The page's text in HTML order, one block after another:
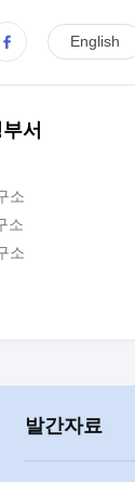
서
소
소
소
연구소
체전략연구단
부
English
발간자료